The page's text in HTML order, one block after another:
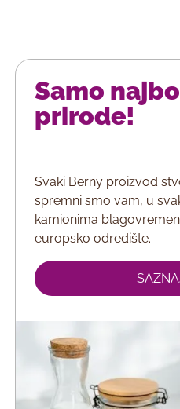
Samo
prirode!
Svaki Berny proizvod
spremni smo vam, u
kamionima
europsko odredište.